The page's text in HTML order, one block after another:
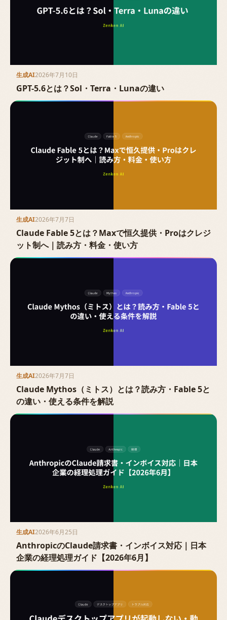
生成AI2026年7月10日
GPT-5.6とは？Sol・Terra・Lunaの違い
生成AI2026年7月7日
Claude Fable 5とは？Maxで恒久提供・Proはクレジ
ット制へ｜読み方・料金・使い方
生成AI2026年7月7日
Claude Mythos（ミトス）とは？読み方・Fable 5と
の違い・使える条件を解説
生成AI2026年6月25日
AnthropicのClaude請求書・インボイス対応｜日本
企業の経理処理ガイド【2026年6月】